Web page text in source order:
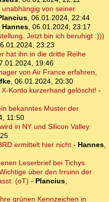
von seiner
, 06.01.2024, 22:44
Hannes, 06.01.2024, 23:17
Jetzt bin ich beruhigt :)))
23:23
hat ihn in die dritte Reihe
19:46
von Air France erfahren,
, 06.01.2024, 20:30
Konto kurzerhand gelöscht! -
bekanntes Muster der
11:50
in NY und Silicon Valley
ermittelt hier nicht- Hannes,
Leserbrief bei Tichys
über den Irrsinn der
(oT) - Plancius,
grünen Kennzeichen in